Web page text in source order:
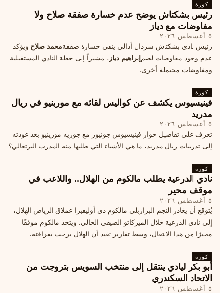
كورة
رئيس بشكتاش يوضح عدم خسارة صفقة صلاح ولا
مفاوضات مع دياز
٥ أغسطس ٢٠٢٦
رئيس نادي بشكتاش سردال أدالي ينفي خسارة صفقةمحمد صلاح ويؤكد
عدم وجود مفاوضات لضمإبراهيم دياز ، مشيراً إلى خطة النادي المستقبلية
ومفاوضات محتملة أخرى.
كورة
فينيسيوس يكشف عن كواليس لقائه مع مورينيو في ريال
مدريد
٥ أغسطس ٢٠٢٦
تعرف على تفاصيل حوار فينيسيوس جونيور مع جوزيه مورينيو بعد عودته
إلى تدريبات ريال مدريد، ما هي الأشياء التي طلبها منه المدرب البرتغالي؟
كورة
نادي الدرعية يطلب مالكوم من الهلال.. واللاعب في
موقف محير
٥ أغسطس ٢٠٢٦
يُتوقع أن يغادر النجم البرازيلي مالكوم دي أوليفيرا عملاق الرياض الهلال،
إلى نادي الدرعية خلال الميركاتو الصيفي الحالي. ويتخذ مالكوم موقفًا
محيرًا من هذا الانتقال، وسط تقارير تفيد أن الهلال يرحب بفراقته.
كورة
أبو بكر ليادي ينتقل إلى منتخب السويس بتروجت من
الاتحاد السكندري
٥ أغسطس ٢٠٢٦